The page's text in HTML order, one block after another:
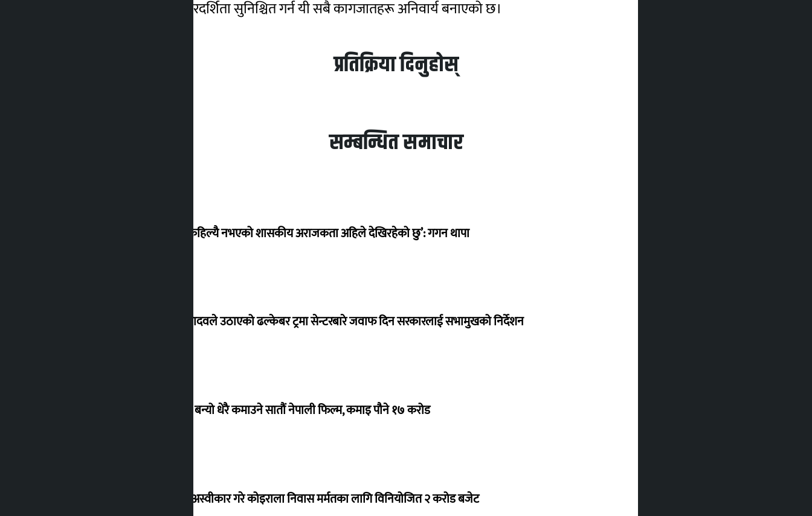
उम्मेदवारी दर्ता प्रक्रियाले पारदर्शिता सुनिश्चित गर्न यी सबै कागजातहरू अनिवार्य बनाएको छ।
प्रतिक्रिया दिनुहोस्
सम्बन्धित समाचार
‘देशमा कहिल्यै नभएको शासकीय अराजकता अहिले देखिरहेको छु’: गगन थापा
सांसद यादवले उठाएको ढल्केबर ट्रमा सेन्टरबारे जवाफ दिन सरकारलाई सभामुखको निर्देशन
‘गौंथली’ बन्यो धेरै कमाउने सातौं नेपाली फिल्म, कमाइ पौने १७ करोड
शेखरले अस्वीकार गरे कोइराला निवास मर्मतका लागि विनियोजित २ करोड बजेट